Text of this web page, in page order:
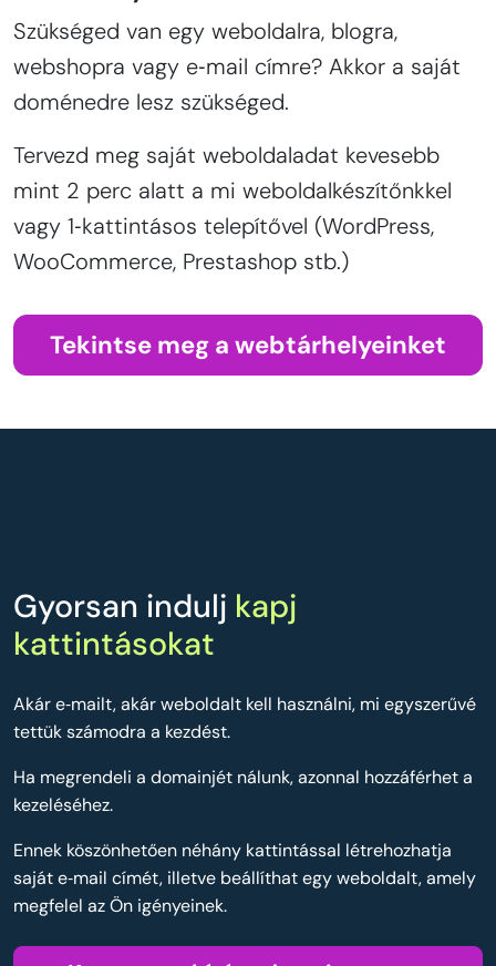
Szükséged van egy weboldalra, blogra,
webshopra vagy e‑mail címre? Akkor a saját
doménedre lesz szükséged.
Tervezd meg saját weboldaladat kevesebb
mint 2 perc alatt a mi weboldalkészítőnkkel
vagy 1‑kattintásos telepítővel (WordPress,
WooCommerce, Prestashop stb.)
Tekintse meg a webtárhelyeinket
Gyorsan indulj kapj
kattintásokat
Akár e‑mailt, akár weboldalt kell használni, mi egyszerűvé
tettük számodra a kezdést.
Ha megrendeli a domainjét nálunk, azonnal hozzáférhet a
kezeléséhez.
Ennek köszönhetően néhány kattintással létrehozhatja
saját e‑mail címét, illetve beállíthat egy weboldalt, amely
megfelel az Ön igényeinek.